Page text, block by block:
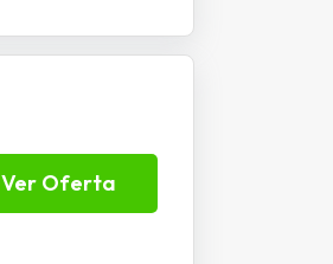
Ver Oferta